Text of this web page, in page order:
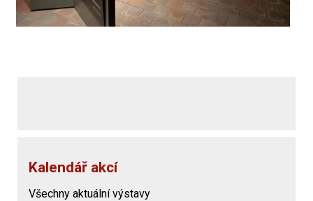
Kalendář akcí
Všechny aktuální výstavy